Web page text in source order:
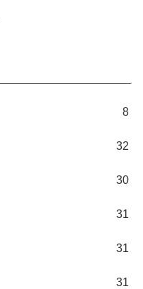
8
32
30
31
31
31